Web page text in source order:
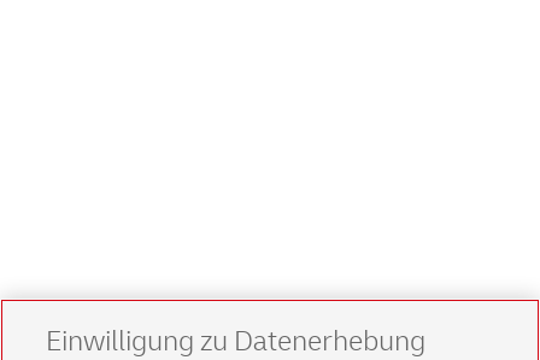
Einwilligung zu Datenerhebung